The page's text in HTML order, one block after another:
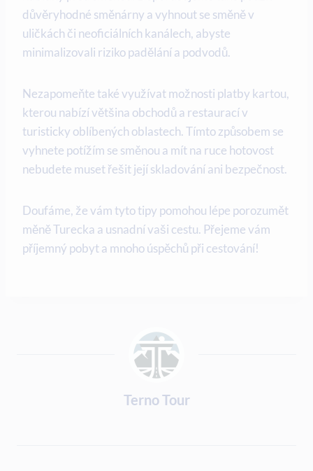
důvěryhodné směnárny a vyhnout se směně v
uličkách či neoficiálních kanálech, abyste
minimalizovali riziko padělání a podvodů.
Nezapomeňte také využívat možnosti platby kartou,
kterou nabízí většina obchodů a restaurací v
turisticky oblíbených oblastech. Tímto způsobem se
vyhnete potížím se směnou a mít na ruce hotovost
nebudete muset řešit její skladování ani bezpečnost.
Doufáme, že vám tyto tipy pomohou lépe porozumět
měně Turecka a usnadní vaši cestu. Přejeme vám
příjemný pobyt a mnoho úspěchů při cestování!
Terno Tour